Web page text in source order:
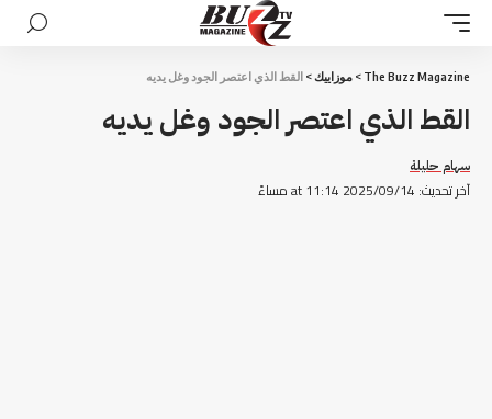
The Buzz Magazine
> موزاييك> القط الذي اعتصر الجود وغل يديه
القط الذي اعتصر الجود وغل يديه
آخر تحديث: 2025/09/14 at 11:14 مساءً
سهام حليلة